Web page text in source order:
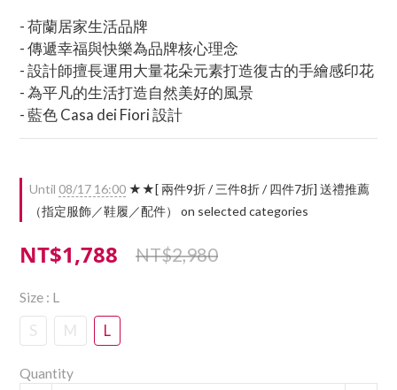
- 荷蘭居家生活品牌
- 傳遞幸福與快樂為品牌核心理念
- 設計師擅長運用大量花朵元素打造復古的手繪感印花
- 為平凡的生活打造自然美好的風景
- 藍色 Casa dei Fiori 設計
Until 08/17 16:00 ★★[ 兩件9折 / 三件8折 / 四件7折] 送禮推薦
（指定服飾／鞋履／配件） on selected categories
NT$1,788 NT$2,980
Size : L
S M L
Quantity